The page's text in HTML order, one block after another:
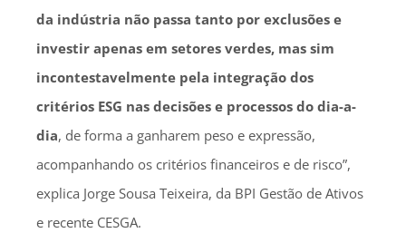
da indústria não passa tanto por exclusões e
investir apenas em setores verdes, mas sim
incontestavelmente pela integração dos
critérios ESG nas decisões e processos do dia-a-
dia, de forma a ganharem peso e expressão,
acompanhando os critérios financeiros e de risco”,
explica Jorge Sousa Teixeira, da BPI Gestão de Ativos
e recente CESGA.